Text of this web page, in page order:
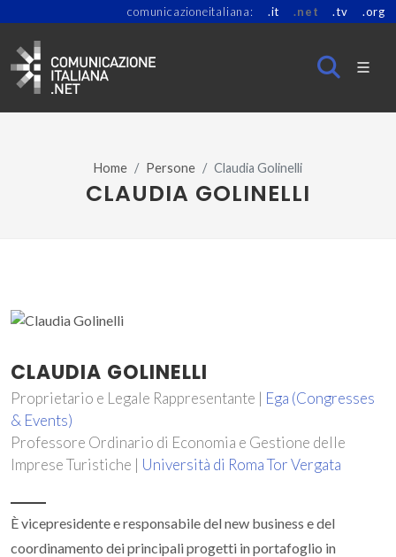
comunicazioneitaliana: .it .net .tv .org
Home Persone Claudia Golinelli
CLAUDIA GOLINELLI
CLAUDIA GOLINELLI
Proprietario e Legale Rappresentante | Ega (Congresses
& Events)
Professore Ordinario di Economia e Gestione delle
Imprese Turistiche | Università di Roma Tor Vergata
È vicepresidente e responsabile del new business e del
coordinamento dei principali progetti in portafoglio in